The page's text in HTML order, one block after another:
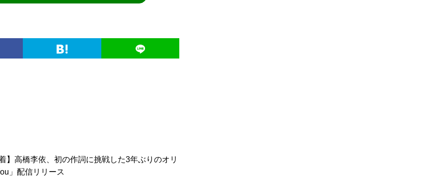
】高橋李依、初の作詞に挑戦した3年ぶりのオリ
」配信リリース